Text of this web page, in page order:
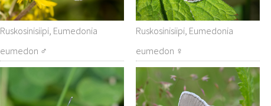
Ruskosinisiipi, Eumedonia
eumedon ♂
Ruskosinisiipi, Eumedonia
eumedon ♀